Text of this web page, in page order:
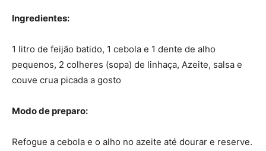
Ingredientes:
1 litro de feijão batido, 1 cebola e 1 dente de alho
pequenos, 2 colheres (sopa) de linhaça, Azeite, salsa e
couve crua picada a gosto
Modo de preparo:
Refogue a cebola e o alho no azeite até dourar e reserve.